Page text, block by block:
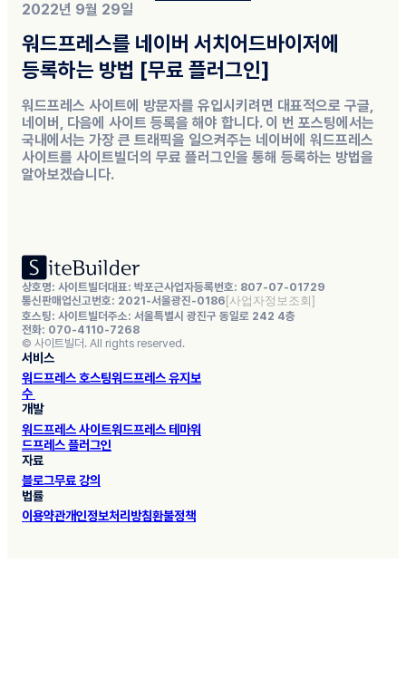
2022년 9월 29일
워드프레스를 네이버 서치어드바이저에
등록하는 방법 [무료 플러그인]
워드프레스 사이트에 방문자를 유입시키려면 대표적으로 구글,
네이버, 다음에 사이트 등록을 해야 합니다. 이 번 포스팅에서는
국내에서는 가장 큰 트래픽을 일으켜주는 네이버에 워드프레스
사이트를 사이트빌더의 무료 플러그인을 통해 등록하는 방법을
알아보겠습니다.
상호명: 사이트빌더대표: 박포근사업자등록번호: 807-07-01729
통신판매업신고번호: 2021-서울광진-0186
호스팅: 사이트빌더주소: 서울특별시 광진구 동일로 242 4층
전화: 070-4110-7268
© 사이트빌더. All rights reserved.
서비스
워드프레스 호스팅워드프레스 유지보
수
개발
워드프레스 사이트워드프레스 테마워
드프레스 플러그인
자료
블로그무료 강의
법률
이용약관개인정보처리방침환불정책